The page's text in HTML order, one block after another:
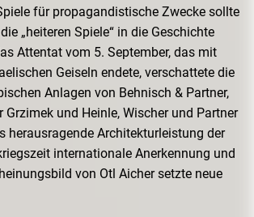
für propagandistische Zwecke sollte
„heiteren Spiele“ in die Geschichte
Attentat vom 5. September, das mit
Geiseln endete, verschattete die
Anlagen von Behnisch & Partner,
Grzimek und Heinle, Wischer und Partner
herausragende Architekturleistung der
internationale Anerkennung und
von Otl Aicher setzte neue